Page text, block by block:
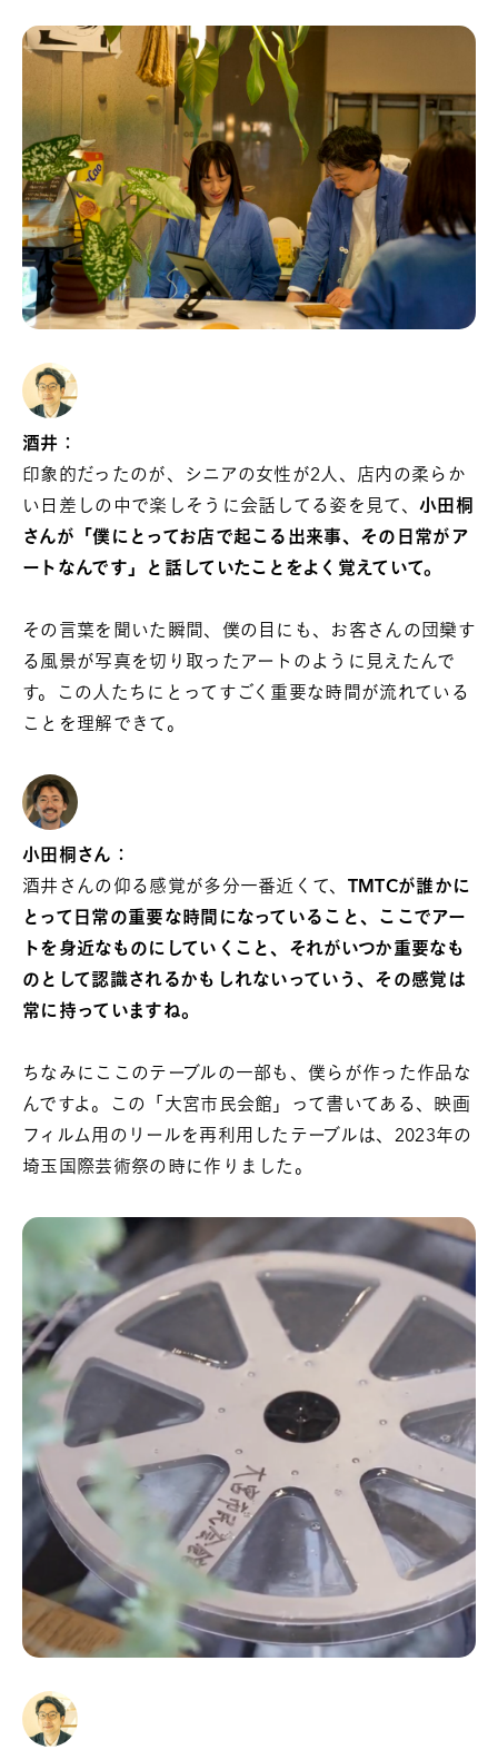
酒井：
印象的だったのが、シニアの女性が2人、店内の柔らか
い日差しの中で楽しそうに会話してる姿を見て、小田桐
さんが「僕にとってお店で起こる出来事、その日常がア
ートなんです」と話していたことをよく覚えていて。
その言葉を聞いた瞬間、僕の目にも、お客さんの団欒す
る風景が写真を切り取ったアートのように見えたんで
す。この人たちにとってすごく重要な時間が流れている
ことを理解できて。
小田桐さん：
酒井さんの仰る感覚が多分一番近くて、
TMTCが誰かに
とって日常の重要な時間になっていること、ここでアー
トを身近なものにしていくこと、それがいつか重要なも
のとして認識されるかもしれないっていう、その感覚は
常に持っていますね。
ちなみにここのテーブルの一部も、僕らが作った作品な
んですよ。この「大宮市民会館」って書いてある、映画
フィルム用のリールを再利用したテーブルは、2023年の
埼玉国際芸術祭の時に作りました。